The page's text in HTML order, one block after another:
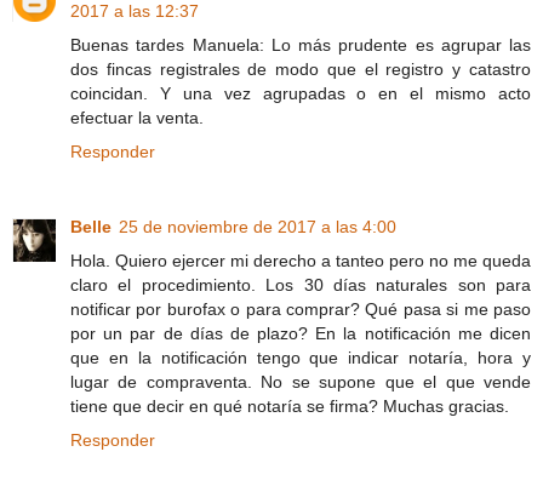
2017 a las 12:37
Buenas tardes Manuela: Lo más prudente es agrupar las
dos fincas registrales de modo que el registro y catastro
coincidan. Y una vez agrupadas o en el mismo acto
efectuar la venta.
Responder
Belle 25 de noviembre de 2017 a las 4:00
Hola. Quiero ejercer mi derecho a tanteo pero no me queda
claro el procedimiento. Los 30 días naturales son para
notificar por burofax o para comprar? Qué pasa si me paso
por un par de días de plazo? En la notificación me dicen
que en la notificación tengo que indicar notaría, hora y
lugar de compraventa. No se supone que el que vende
tiene que decir en qué notaría se firma? Muchas gracias.
Responder